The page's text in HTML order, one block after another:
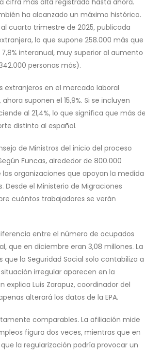
cifra más alta registrada hasta ahora.
ha alcanzado un máximo histórico.
cuarto trimestre de 2025, publicada
lo que supone 258.000 más que
interanual, muy superior al aumento
personas más).
extranjeros en el mercado laboral
suponen el 15,9%. Si se incluyen
al 21,4%, lo que significa que más de
distinto al español.
de Ministros del inicio del proceso
Funcas, alrededor de 800.000
organizaciones que apoyan la medida
el Ministerio de Migraciones
cuántos trabajadores se verán
entre el número de ocupados
que en diciembre eran 3,08 millones. La
la Seguridad Social solo contabiliza a
irregular aparecen en la
explica Luis Zarapuz, coordinador del
alterará los datos de la EPA.
comparables. La afiliación mide
figura dos veces, mientras que en
la regularización podría provocar un